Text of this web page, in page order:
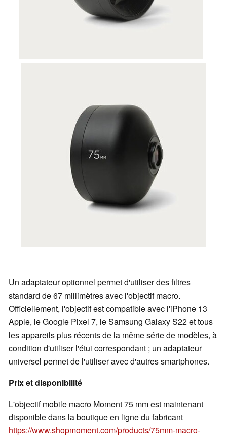
Un adaptateur optionnel permet d'utiliser des filtres
standard de 67 millimètres avec l'objectif macro.
Officiellement, l'objectif est compatible avec l'iPhone 13
Apple, le Google Pixel 7, le Samsung Galaxy S22 et tous
les appareils plus récents de la même série de modèles, à
condition d'utiliser l'étui correspondant ; un adaptateur
universel permet de l'utiliser avec d'autres smartphones.
Prix et disponibilité
L'objectif mobile macro Moment 75 mm est maintenant
disponible dans la boutique en ligne du fabricant
https://www.shopmoment.com/products/75mm-macro-